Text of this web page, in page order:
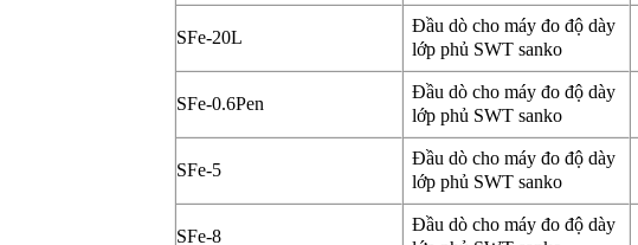
SFe-20L
Đầu dò cho máy đo độ dày
lớp phủ SWT sanko
SFe-0.6Pen
Đầu dò cho máy đo độ dày
lớp phủ SWT sanko
SFe-5
Đầu dò cho máy đo độ dày
lớp phủ SWT sanko
SFe-8
Đầu dò cho máy đo độ dày